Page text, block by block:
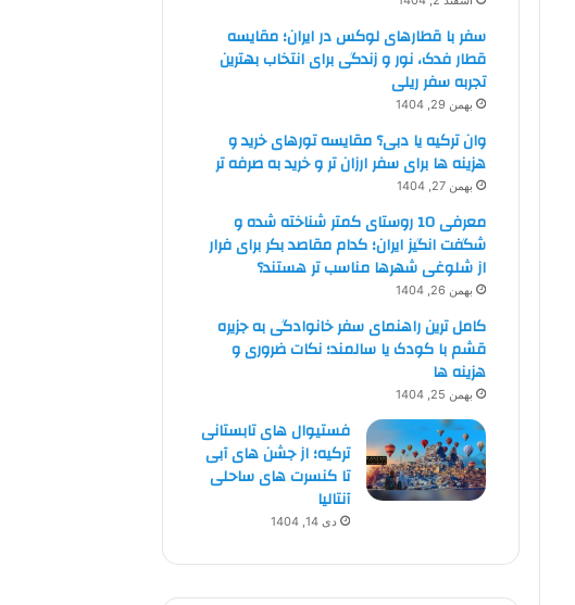
سفر با قطارهای لوکس در ایران؛ مقایسه
قطار فدک، نور و زندگی برای انتخاب بهترین
تجربه سفر ریلی
بهمن 29, 1404
وان ترکیه یا دبی؟ مقایسه تورهای خرید و
هزینه ها برای سفر ارزان تر و خرید به صرفه تر
بهمن 27, 1404
معرفی 10 روستای کمتر شناخته شده و
شگفت انگیز ایران؛ کدام مقاصد بکر برای فرار
از شلوغی شهرها مناسب تر هستند؟
بهمن 26, 1404
کامل ترین راهنمای سفر خانوادگی به جزیره
قشم با کودک یا سالمند؛ نکات ضروری و
هزینه ها
بهمن 25, 1404
فستیوال های تابستانی
ترکیه؛ از جشن های آبی
تا کنسرت های ساحلی
آنتالیا
دی 14, 1404